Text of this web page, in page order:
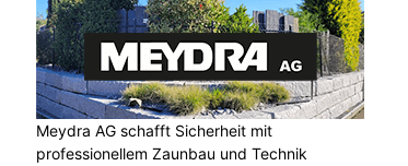
Meydra AG schafft Sicherheit mit
professionellem Zaunbau und Technik